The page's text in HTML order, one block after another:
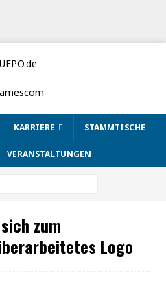
KARRIERE STAMMTISCHE
VERANSTALTUNGEN
zum
Logo